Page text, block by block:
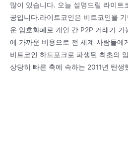
많이 있습니다. 오늘 설명드릴 라이
공입니다.라이트코인은 비트코인을
운 암호화폐로 개인 간 P2P 거래가 가
에 가까운 비용으로 전 세계 사람들에
비트코인 하드포크로 파생된 최초의
상당히 빠른 축에 속하는 2011년 탄생